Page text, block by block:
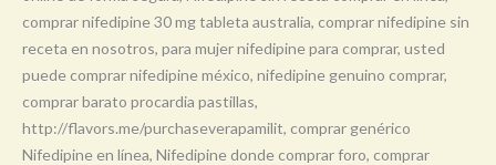
comprar nifedipine 30 mg tableta australia, comprar nifedipine sin
receta en nosotros, para mujer nifedipine para comprar, usted
puede comprar nifedipine méxico, nifedipine genuino comprar,
comprar barato procardia pastillas,
http://flavors.me/purchaseverapamilit, comprar genérico
Nifedipine en línea, Nifedipine donde comprar foro, comprar